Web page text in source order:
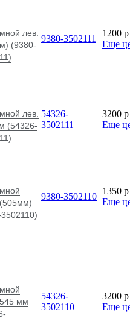
лев.
(9380-
9380-3502111
1200 p
Еще
лев.
(54326-
54326-
3502111
3200 p
Еще
9380-3502110
1350 p
Еще
мм
54326-
3502110
3200 p
Еще